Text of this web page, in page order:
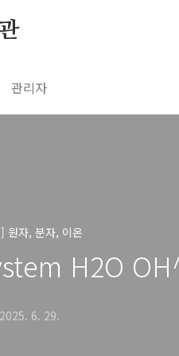
관리자
원자, 분자, 이온
H2O
2025. 6. 29.